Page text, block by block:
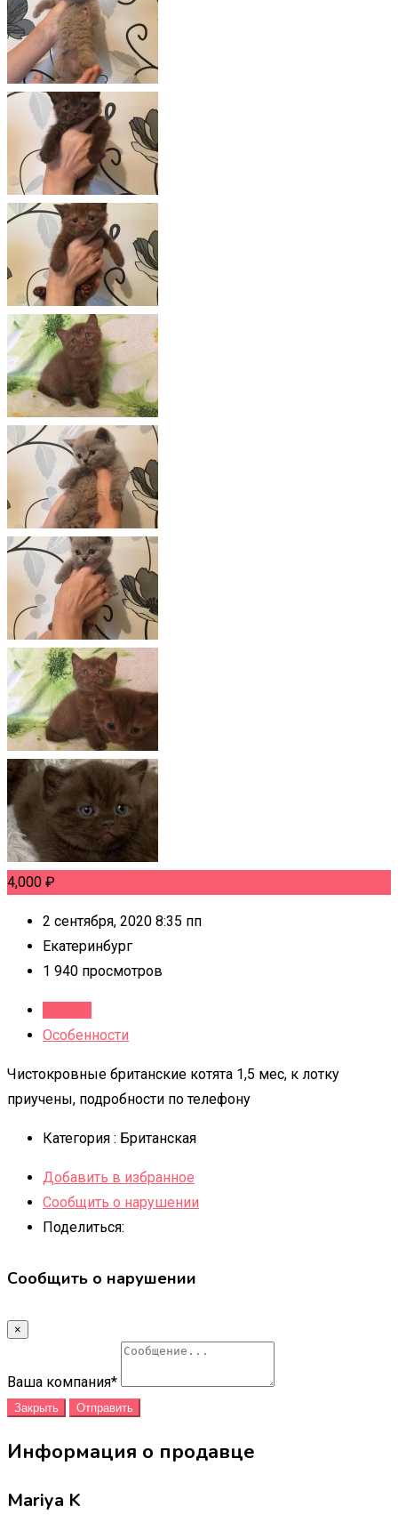
4,000 ₽
2 сентября, 2020 8:35 пп
Екатеринбург
1 940 просмотров
Особенности
Чистокровные британские котята 1,5 мес, к лотку
приучены, подробности по телефону
Категория : Британская
Добавить в избранное
Сообщить о нарушении
Поделиться:
Сообщить о нарушении
×
Ваша компания*
Закрыть Отправить
Информация о продавце
Mariya K